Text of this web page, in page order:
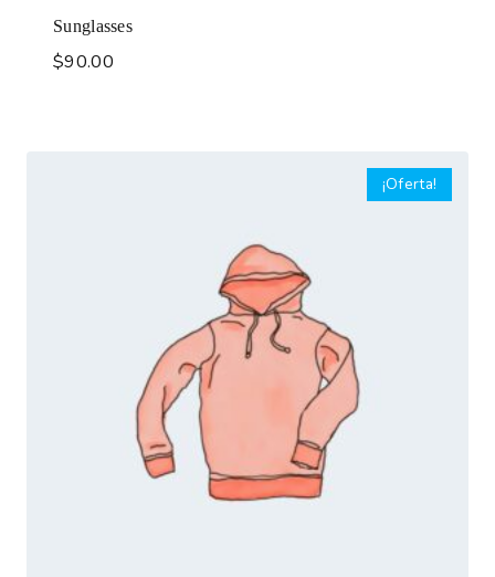
Sunglasses
$90.00
¡Oferta!